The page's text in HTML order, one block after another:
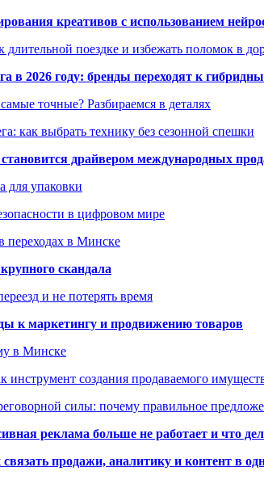
креативов с использованием
длительной поездке и избежать поломок в
в 2026 году: бренды переходят к
точные? Разбираемся в деталях
как выбрать технику без сезонной спешки
драйвером международных
для упаковки
в цифровом мире
переходах в Минске
скандала
и не потерять время
к маркетингу и продвижению товаров
в Минске
инструмент создания продаваемого
силы: почему правильное
реклама больше не работает и что
продажи, аналитику и контент в